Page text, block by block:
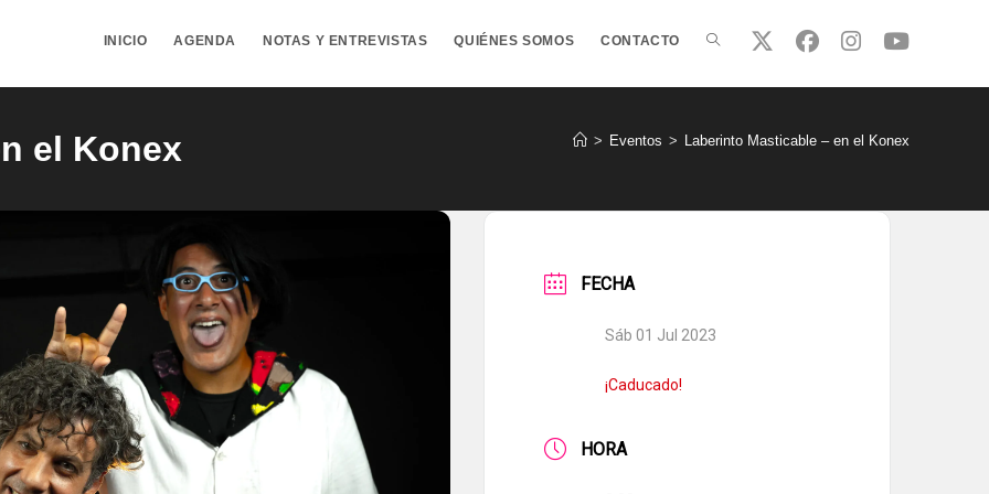
INICIO AGENDA NOTAS Y ENTREVISTAS QUIÉNES SOMOS CONTACTO ALTERNAR
el Konex > Eventos > Laberinto Masticable – en el Konex
FECHA
Sáb 01 Jul 2023
¡Caducado!
HORA